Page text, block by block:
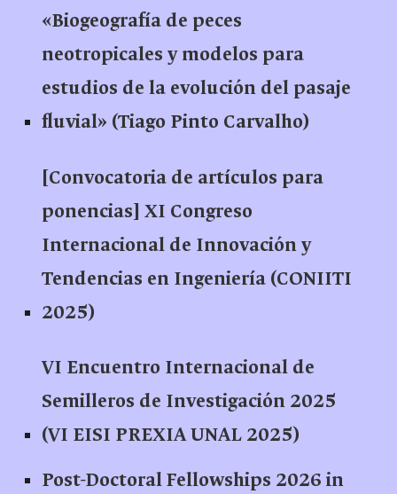
«Biogeografía de peces
neotropicales y modelos para
estudios de la evolución del pasaje
fluvial» (Tiago Pinto Carvalho)
[Convocatoria de artículos para
ponencias] XI Congreso
Internacional de Innovación y
Tendencias en Ingeniería (CONIITI
2025)
VI Encuentro Internacional de
Semilleros de Investigación 2025
(VI EISI PREXIA UNAL 2025)
Post-Doctoral Fellowships 2026 in